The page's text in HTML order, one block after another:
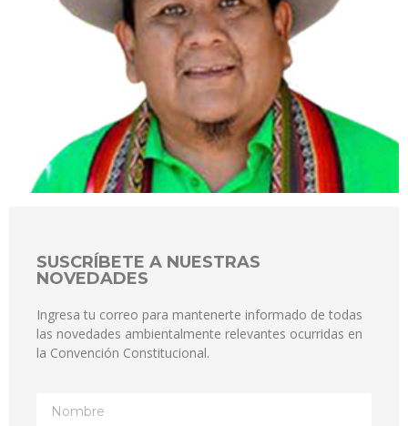
SUSCRÍBETE A NUESTRAS
NOVEDADES
Ingresa tu correo para mantenerte informado de todas
las novedades ambientalmente relevantes ocurridas en
la Convención Constitucional.